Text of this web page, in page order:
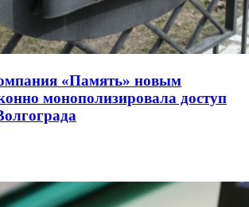
«Память» новым
монополизировала доступ